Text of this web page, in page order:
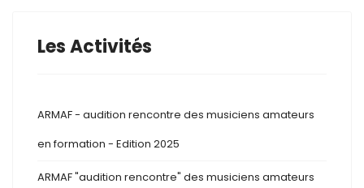
Les Activités
ARMAF - audition rencontre des musiciens amateurs
en formation - Edition 2025
ARMAF "audition rencontre" des musiciens amateurs